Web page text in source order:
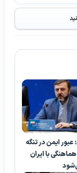
ایمن در تنگه
با ایران